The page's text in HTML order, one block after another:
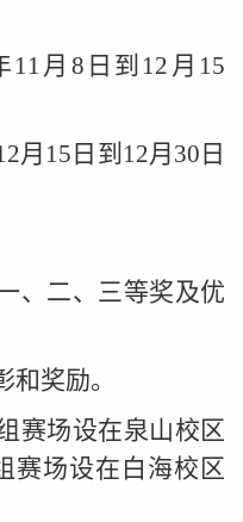
11月8日到12月15
月15日到12月30日
、二、三等奖及优
奖励。
赛场设在泉山校区
赛场设在白海校区